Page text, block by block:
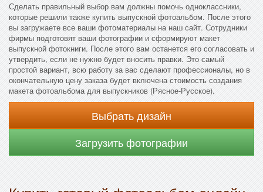
Сделать правильный выбор вам должны помочь одноклассники,
которые решили также купить выпускной фотоальбом. После этого
вы загружаете все ваши фотоматериалы на наш сайт. Сотрудники
фирмы подготовят ваши фотографии и сформируют макет
выпускной фотокниги. После этого вам останется его согласовать и
утвердить, если не нужно будет вносить правки. Это самый
простой вариант, всю работу за вас сделают профессионалы, но в
окончательную цену заказа будет включена стоимость создания
макета фотоальбома для выпускников (Рясное-Русское).
Выбрать дизайн
Загрузить фотографии